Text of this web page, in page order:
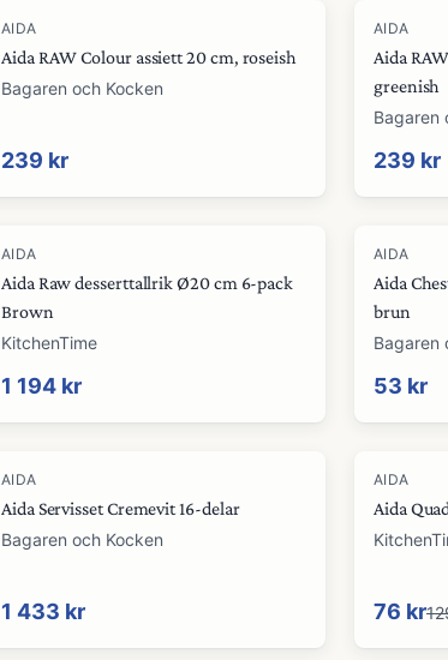
AIDA
Aida RAW Colour assiett 20 cm, roseish
Bagaren och Kocken
239 kr
AIDA
Aida
greenish
Bagaren
239 kr
AIDA
Aida Raw desserttallrik Ø20 cm 6-pack
Brown
KitchenTime
1 194 kr
AIDA
Aida
brun
Bagaren
53 kr
AIDA
Aida Servisset Cremevit 16-delar
Bagaren och Kocken
1 433 kr
-41 %
AIDA
Aida
76 kr